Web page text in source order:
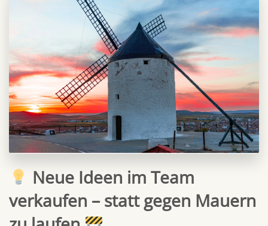
Neue Ideen im Team
verkaufen – statt gegen Mauern